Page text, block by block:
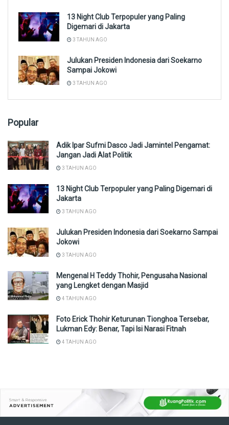
13 Night Club Terpopuler yang Paling
Digemari di Jakarta
3 TAHUN AGO
Julukan Presiden Indonesia dari Soekarno
Sampai Jokowi
3 TAHUN AGO
Popular
Adik Ipar Sufmi Dasco Jadi Jamintel Pengamat:
Jangan Jadi Alat Politik
3 TAHUN AGO
13 Night Club Terpopuler yang Paling Digemari di
Jakarta
3 TAHUN AGO
Julukan Presiden Indonesia dari Soekarno Sampai
Jokowi
3 TAHUN AGO
Mengenal H Teddy Thohir, Pengusaha Nasional
yang Lengket dengan Masjid
4 TAHUN AGO
Foto Erick Thohir Keturunan Tionghoa Tersebar,
Lukman Edy: Benar, Tapi Isi Narasi Fitnah
4 TAHUN AGO